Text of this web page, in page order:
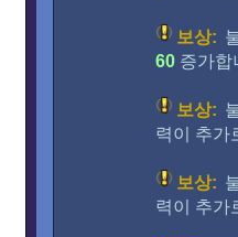
보상:
60 증가합
보상:
력이 추가
보상:
력이 추가